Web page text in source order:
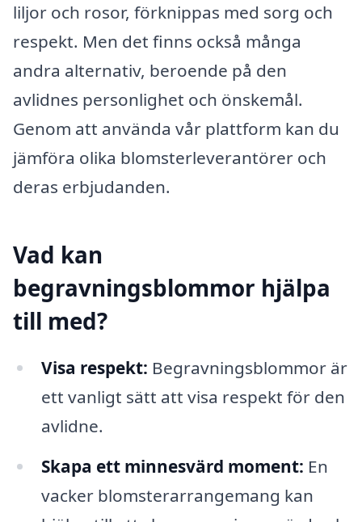
liljor och rosor, förknippas med sorg och
respekt. Men det finns också många
andra alternativ, beroende på den
avlidnes personlighet och önskemål.
Genom att använda vår plattform kan du
jämföra olika blomsterleverantörer och
deras erbjudanden.
Vad kan
begravningsblommor hjälpa
till med?
Visa respekt: Begravningsblommor är
ett vanligt sätt att visa respekt för den
avlidne.
Skapa ett minnesvärd moment: En
vacker blomsterarrangemang kan